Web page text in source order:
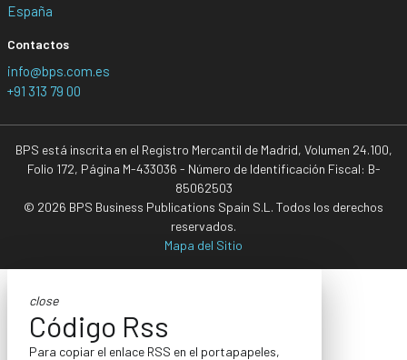
España
Contactos
info@bps.com.es
+91 313 79 00
BPS está inscrita en el Registro Mercantil de Madrid, Volumen 24.100,
Folio 172, Página M-433036 - Número de Identificación Fiscal: B-
85062503
© 2026 BPS Business Publications Spain S.L. Todos los derechos
reservados.
Mapa del Sitio
close
Código Rss
Para copiar el enlace RSS en el portapapeles,